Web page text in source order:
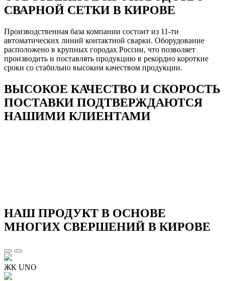
СВАРНОЙ СЕТКИ В КИРОВЕ
Производственная база компании состоит из 11-ти
автоматических линий контактной сварки. Оборудование
расположено в крупных городах России, что позволяет
производить и поставлять продукцию в рекордно короткие
сроки со стабильно высоким качеством продукции.
ВЫСОКОЕ КАЧЕСТВО И СКОРОСТЬ
ПОСТАВКИ ПОДТВЕРЖДАЮТСЯ
НАШИМИ КЛИЕНТАМИ
НАШ ПРОДУКТ В ОСНОВЕ
МНОГИХ СВЕРШЕНИЙ В КИРОВЕ
ЖК UNO